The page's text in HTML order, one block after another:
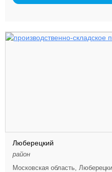
Люберецкий
район
Московская область,